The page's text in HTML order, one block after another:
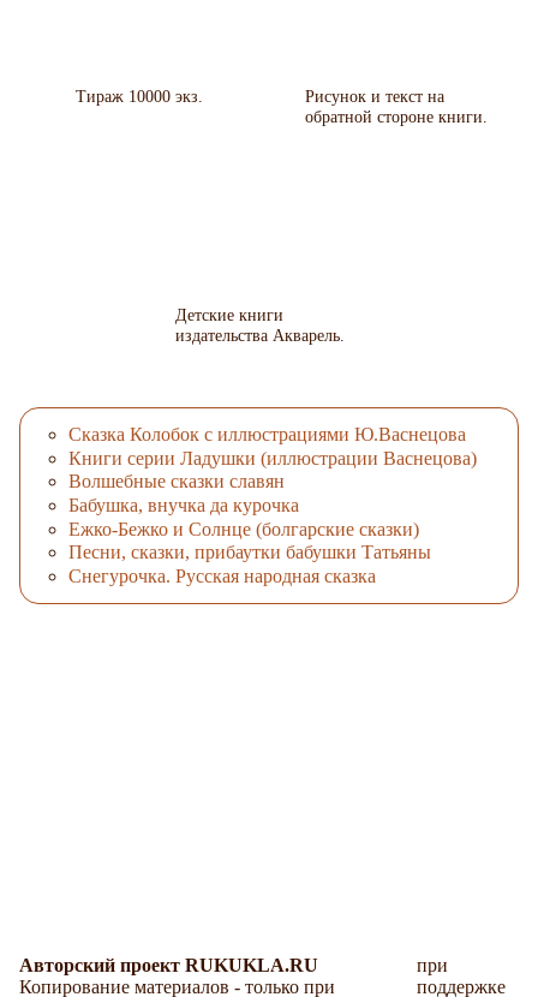
Тираж 10000 экз.
Рисунок и текст на
обратной стороне книги.
Детские книги
издательства Акварель.
Сказка Колобок с иллюстрациями Ю.Васнецова
Книги серии Ладушки (иллюстрации Васнецова)
Волшебные сказки славян
Бабушка, внучка да курочка
Ежко-Бежко и Солнце (болгарские сказки)
Песни, сказки, прибаутки бабушки Татьяны
Снегурочка. Русская народная сказка
Авторский проект RUKUKLA.RU
Копирование материалов - только при
при
поддержке